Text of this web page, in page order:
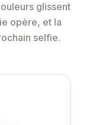
glissent
opère, et la
selfie.